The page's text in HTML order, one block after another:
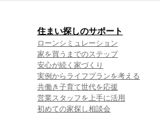
住まい探しのサポート
ローンシミュレーション
家を買うまでのステップ
安心が続く家づくり
実例からライフプランを考える
共働き子育て世代を応援
営業スタッフを上手に活用
初めての家探し相談会